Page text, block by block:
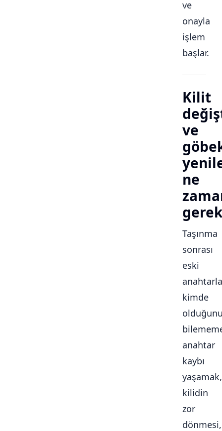
ve
onayla
işlem
başlar.
Kilit
ve
ne
Taşınma
sonrası
eski
kimde
anahtar
kaybı
yaşamak,
kilidin
zor
dönmesi,